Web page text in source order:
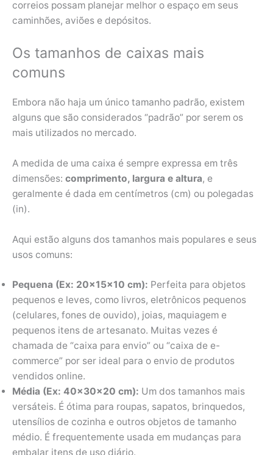
correios possam planejar melhor o espaço em seus
caminhões, aviões e depósitos.
Os tamanhos de caixas mais
comuns
Embora não haja um único tamanho padrão, existem
alguns que são considerados “padrão” por serem os
mais utilizados no mercado.
A medida de uma caixa é sempre expressa em três
dimensões: comprimento, largura e altura, e
geralmente é dada em centímetros (cm) ou polegadas
(in).
Aqui estão alguns dos tamanhos mais populares e seus
usos comuns:
Pequena (Ex: 20x15x10 cm): Perfeita para objetos
pequenos e leves, como livros, eletrônicos pequenos
(celulares, fones de ouvido), joias, maquiagem e
pequenos itens de artesanato. Muitas vezes é
chamada de “caixa para envio” ou “caixa de e-
commerce” por ser ideal para o envio de produtos
vendidos online.
Média (Ex: 40x30x20 cm): Um dos tamanhos mais
versáteis. É ótima para roupas, sapatos, brinquedos,
utensílios de cozinha e outros objetos de tamanho
médio. É frequentemente usada em mudanças para
embalar itens de uso diário.